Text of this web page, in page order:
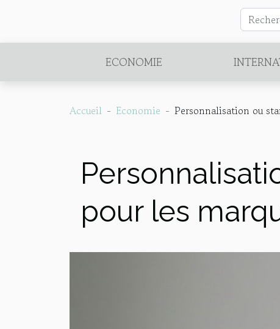
ECONOMIE
Accueil Economie Personnalisation ou
pour les